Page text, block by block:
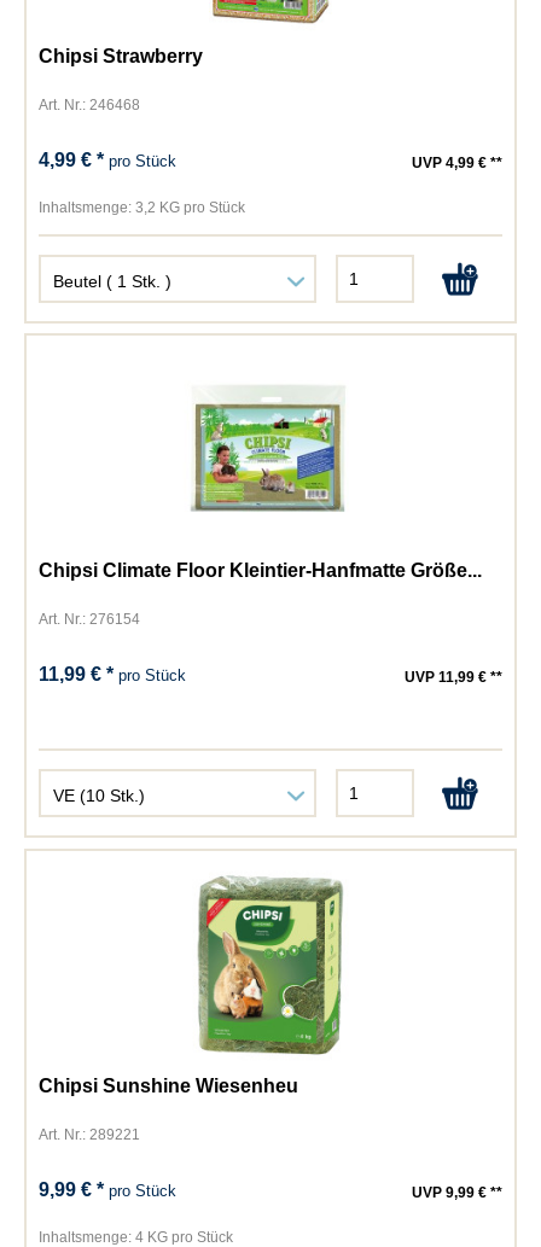
Chipsi Strawberry
Art. Nr.: 246468
4,99 € *pro Stück UVP 4,99 € **
Inhaltsmenge: 3,2 KG pro Stück
Chipsi Climate Floor Kleintier-Hanfmatte Größe...
Art. Nr.: 276154
11,99 € *pro Stück UVP 11,99 € **
Chipsi Sunshine Wiesenheu
Art. Nr.: 289221
9,99 € *pro Stück UVP 9,99 € **
Inhaltsmenge: 4 KG pro Stück